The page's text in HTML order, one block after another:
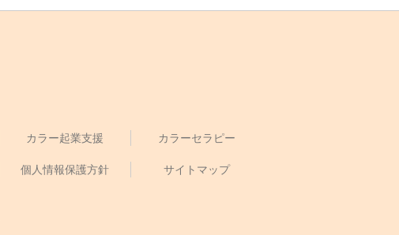
カラー起業支援 カラーセラピー
個人情報保護方針 サイトマップ